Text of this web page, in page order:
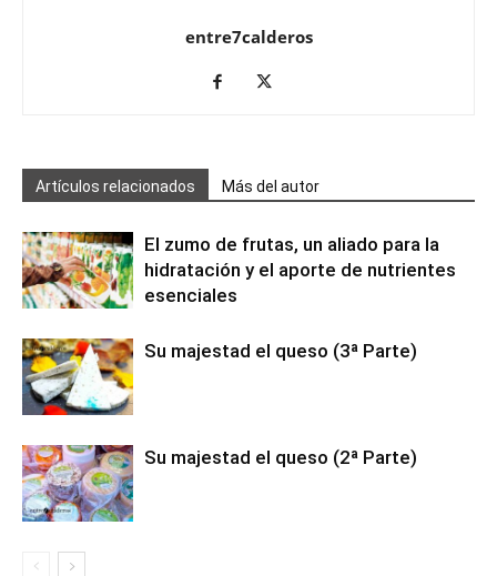
entre7calderos
Artículos relacionados Más del autor
El zumo de frutas, un aliado para la
hidratación y el aporte de nutrientes
esenciales
Su majestad el queso (3ª Parte)
Su majestad el queso (2ª Parte)